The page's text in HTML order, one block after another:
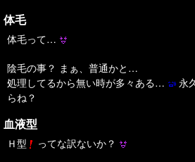
体毛
体毛って…
陰毛の事？ まぁ、普通かと…
処理してるから無い時が多々ある…
永
らね？
血液型
Ｈ型 ってな訳ないか？